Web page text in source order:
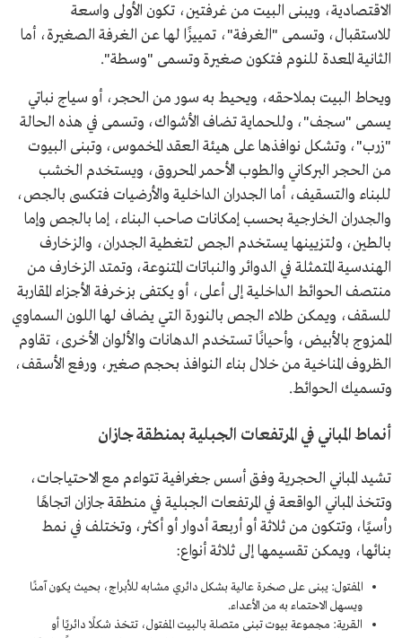
الاقتصادية، ويبنى البيت من غرفتين، تكون الأولى واسعة
للاستقبال، وتسمى "الغرفة"، تمييزًا لها عن الغرفة الصغيرة، أما
الثانية المعدة للنوم فتكون صغيرة وتسمى "وسطة".
ويحاط البيت بملاحقه، ويحيط به سور من الحجر، أو سياج نباتي
يسمى "سجف"، وللحماية تضاف الأشواك، وتسمى في هذه الحالة
"زرب"، وتشكل نوافذها على هيئة العقد المخموس، وتبنى البيوت
من الحجر البركاني والطوب الأحمر المحروق، ويستخدم الخشب
للبناء والتسقيف، أما الجدران الداخلية والأرضيات فتكسى بالجص،
والجدران الخارجية بحسب إمكانات صاحب البناء، إما بالجص وإما
بالطين، ولتزيينها يستخدم الجص لتغطية الجدران، والزخارف
الهندسية المتمثلة في الدوائر والنباتات المتنوعة، وتمتد الزخارف من
منتصف الحوائط الداخلية إلى أعلى، أو يكتفى بزخرفة الأجزاء المقاربة
للسقف، ويمكن طلاء الجص بالنورة التي يضاف لها اللون السماوي
الممزوج بالأبيض، وأحيانًا تستخدم الدهانات والألوان الأخرى، تقاوم
الظروف المناخية من خلال بناء النوافذ بحجم صغير، ورفع الأسقف،
وتسميك الحوائط.
أنماط المباني في المرتفعات الجبلية بمنطقة جازان
تشيد المباني الحجرية وفق أسس جغرافية تتواءم مع الاحتياجات،
وتتخذ المباني الواقعة في المرتفعات الجبلية في منطقة جازان اتجاهًا
رأسيًا، وتتكون من ثلاثة أو أربعة أدوار أو أكثر، وتختلف في نمط
بنائها، ويمكن تقسيمها إلى ثلاثة أنواع:
المفتول: يبنى على صخرة عالية بشكل دائري مشابه للأبراج، بحيث يكون آمنًا
ويسهل الاحتماء به من الأعداء.
القرية: مجموعة بيوت تبنى متصلة بالبيت المفتول، تتخذ شكلًا دائريًا أو